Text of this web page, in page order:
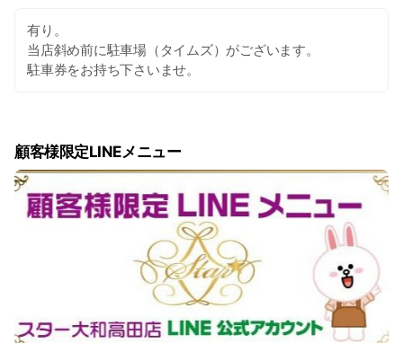
有り。
当店斜め前に駐車場（タイムズ）がございます。
駐車券をお持ち下さいませ。
顧客様限定LINEメニュー